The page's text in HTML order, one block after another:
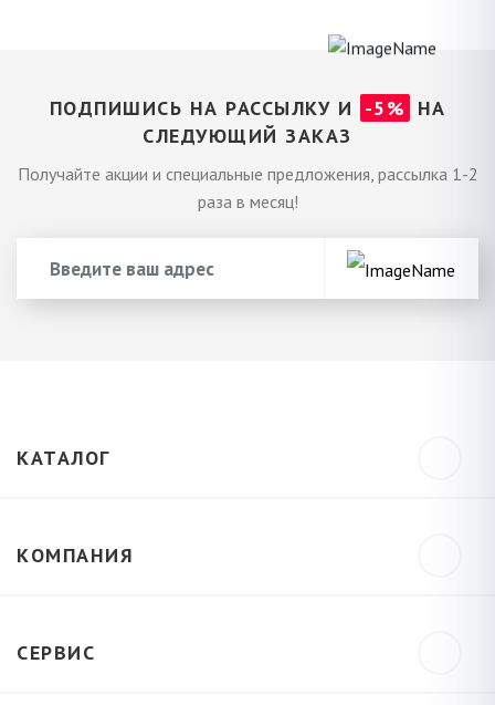
ПОДПИШИСЬ НА РАССЫЛКУ И -5%
НА
СЛЕДУЮЩИЙ ЗАКАЗ
Получайте акции и специальные предложения, рассылка 1-2
раза в месяц!
КАТАЛОГ
КОМПАНИЯ
СЕРВИС